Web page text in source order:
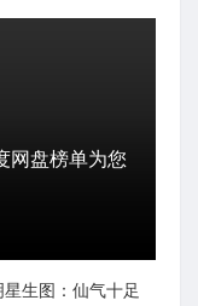
网盘榜单为您
生图：仙气十足